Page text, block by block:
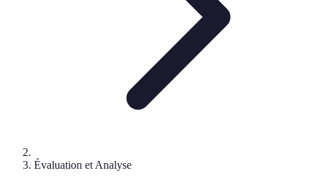
Évaluation et Analyse